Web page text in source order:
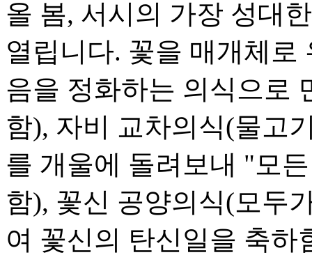
올 봄, 서시의 가장 성대
열립니다. 꽃을 매개체로
음을 정화하는 의식으로
함), 자비 교차의식(물고
를 개울에 돌려보내 "모
함), 꽃신 공양의식(모두
여 꽃신의 탄신일을 축하